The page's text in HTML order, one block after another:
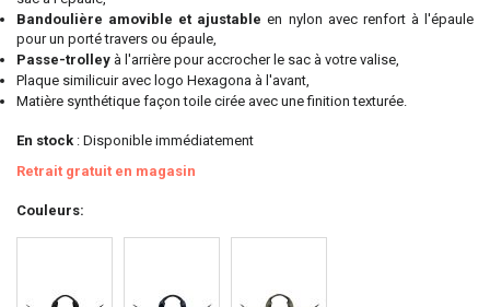
Bandoulière amovible et ajustable en nylon avec renfort à l'épaule
pour un porté travers ou épaule,
Passe-trolley à l'arrière pour accrocher le sac à votre valise,
Plaque similicuir avec logo Hexagona à l'avant,
Matière synthétique façon toile cirée avec une finition texturée.
En stock : Disponible immédiatement
Retrait gratuit en magasin
Couleurs